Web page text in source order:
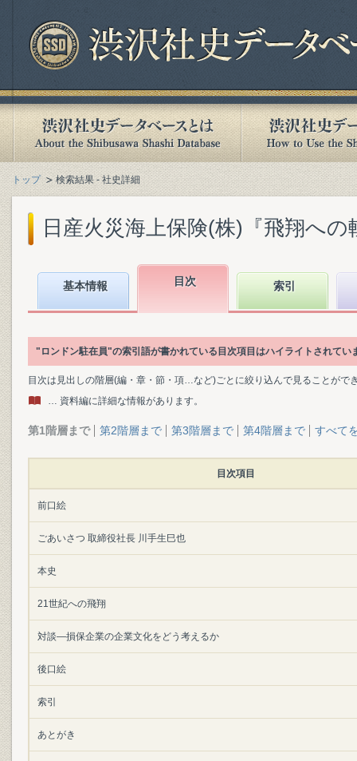
トップ 検索結果 - 社史詳細
日産火災海上保険(株)『飛翔へ
基本情報 目次 索引
"ロンドン駐在員"の索引語が書かれている目次項目はハイライトされてい
目次は見出しの階層(編・章・節・項…など)ごとに絞り込んで見ることがで
… 資料編に詳細な情報があります。
第1階層まで 第2階層まで 第3階層まで 第4階層まで すべて
目次項目
前口絵
ごあいさつ 取締役社長 川手生巳也
本史
21世紀への飛翔
対談―損保企業の企業文化をどう考えるか
後口絵
索引
あとがき